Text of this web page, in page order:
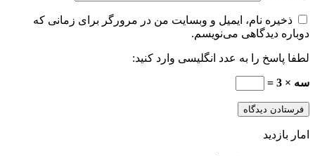
ذخیره نام، ایمیل و وبسایت من در مرورگر برای زمانی که
دوباره دیدگاهی می‌نویسم.
لطفا پاسخ را به عدد انگلیسی وارد کنید:
سه × 3 =
امار بازدید